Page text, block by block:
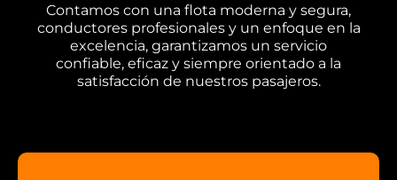
Contamos con una flota moderna y segura,
conductores profesionales y un enfoque en la
excelencia, garantizamos un servicio
confiable, eficaz y siempre orientado a la
satisfacción de nuestros pasajeros.